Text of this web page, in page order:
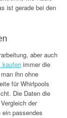
ist gerade bei den
aber auch
kaufen immer die
ihn ohne
für Whirlpools
Die Daten die
der
passendes